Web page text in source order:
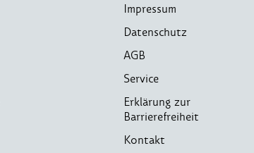
Impressum
Datenschutz
AGB
Service
Erklärung zur
Barrierefreiheit
Kontakt